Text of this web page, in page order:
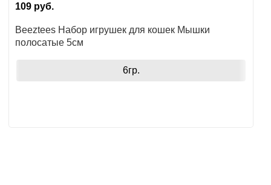
109 руб.
Beeztees Набор игрушек для кошек Мышки
полосатые 5см
6гр.